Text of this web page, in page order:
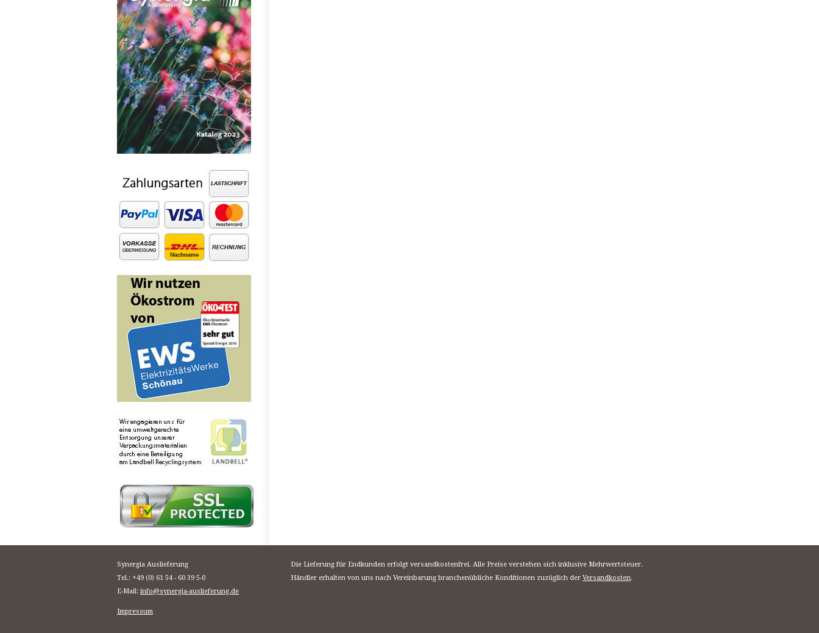
Synergia Auslieferung
Tel.: +49 (0) 61 54 - 60 39 5-0
E-Mail: info@synergia-auslieferung.de
Impressum
Die Lieferung für Endkunden erfolgt versandkostenfrei. Alle Preise verstehen sich inklusive Mehrwertsteuer.
Händler erhalten von uns nach Vereinbarung branchenübliche Konditionen zuzüglich der Versandkosten.